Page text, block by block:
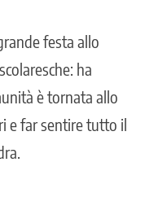
festa allo
ha
è tornata allo
e far sentire tutto il